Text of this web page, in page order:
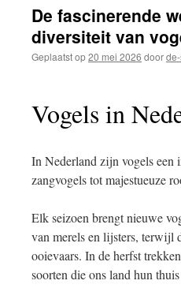
De fascinerende
diversiteit van
Geplaatst op20 mei 2026 door
Vogels in
In Nederland zijn vogels een
zangvogels tot majestueuze
Elk seizoen brengt nieuwe
van merels en lijsters, terwijl
ooievaars. In de herfst
soorten die ons land hun